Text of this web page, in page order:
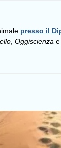
presso il
Oggiscienza e